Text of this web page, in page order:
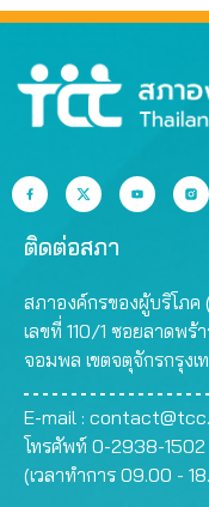
คุ้
ค
ป
เ
คุ
“
ติดต่อสภา
สภาองค์กรของผู้บริโภค
เลขที่ 110/1 ซอยลาดพ
จอมพล เขตจตุจักรกรุง
E-mail :
โทรศัพท์ 0-2938-1502
(เวลาทำการ 09.00 -